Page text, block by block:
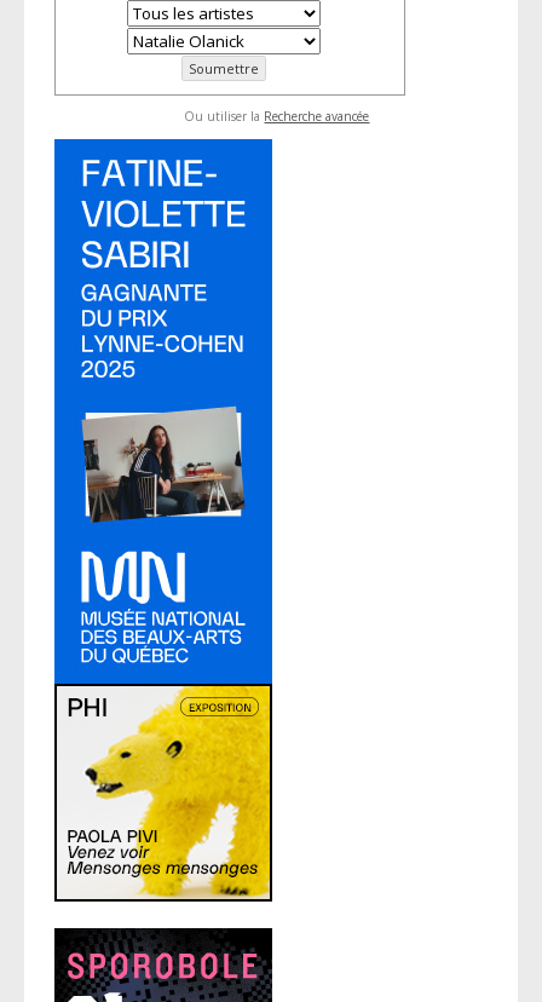
Ou utiliser la Recherche avancée